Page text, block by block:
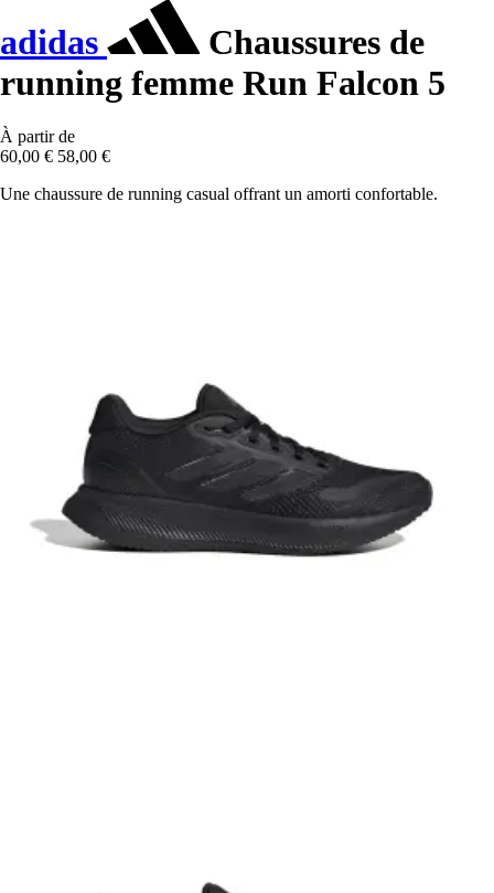
adidas
Chaussures de
running femme Run Falcon 5
À partir de
60,00 € 58,00 €
Une chaussure de running casual offrant un amorti confortable.